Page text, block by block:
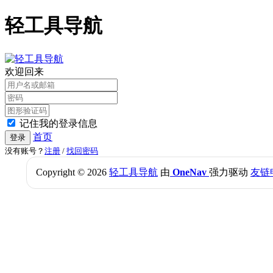
轻工具导航
欢迎回来
记住我的登录信息
登录 首页
没有账号？ 注册 / 找回密码
Copyright © 2026 轻工具导航 由 OneNav 强力驱动 友链